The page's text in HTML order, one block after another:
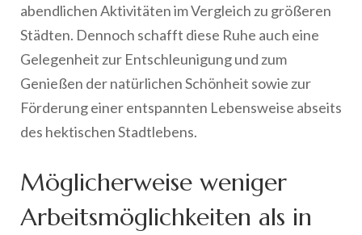
abendlichen Aktivitäten im Vergleich zu größeren
Städten. Dennoch schafft diese Ruhe auch eine
Gelegenheit zur Entschleunigung und zum
Genießen der natürlichen Schönheit sowie zur
Förderung einer entspannten Lebensweise abseits
des hektischen Stadtlebens.
Möglicherweise weniger
Arbeitsmöglichkeiten als in